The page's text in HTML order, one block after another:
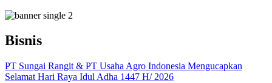
Bisnis
PT Sungai Rangit & PT Usaha Agro Indonesia Mengucapkan
Selamat Hari Raya Idul Adha 1447 H/ 2026